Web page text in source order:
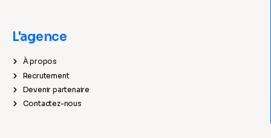
L'agence
À propos
Recrutement
Devenir partenaire
Contactez-nous